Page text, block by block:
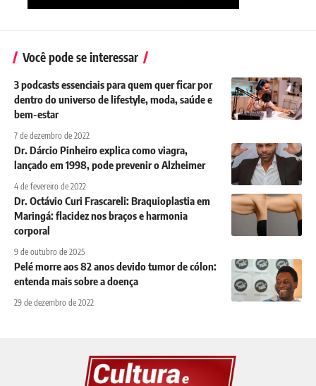
Você pode se interessar
3 podcasts essenciais para quem quer ficar por
dentro do universo de lifestyle, moda, saúde e
bem-estar
7 de dezembro de 2022
Dr. Dárcio Pinheiro explica como viagra,
lançado em 1998, pode prevenir o Alzheimer
4 de fevereiro de 2022
Dr. Octávio Curi Frascareli: Braquioplastia em
Maringá: flacidez nos braços e harmonia
corporal
9 de outubro de 2025
Pelé morre aos 82 anos devido tumor de cólon:
entenda mais sobre a doença
29 de dezembro de 2022